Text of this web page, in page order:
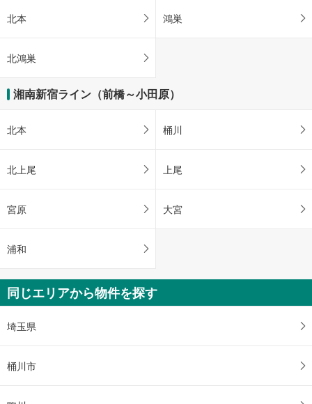
北本 鴻巣
北鴻巣
湘南新宿ライン（前橋～小田原）
北本 桶川
北上尾 上尾
宮原 大宮
浦和
同じエリアから物件を探す
埼玉県
桶川市